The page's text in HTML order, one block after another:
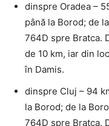
dinspre Oradea –
până la Borod; de
764D spre Bratca.
de 10 km, iar din
în Damis.
dinspre Cluj – 94
la Borod; de la
764D spre Bratca.